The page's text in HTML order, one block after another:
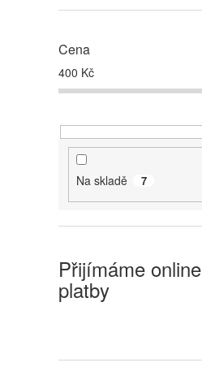
Cena
400 Kč
Na skladě 7
Přijímáme online
platby